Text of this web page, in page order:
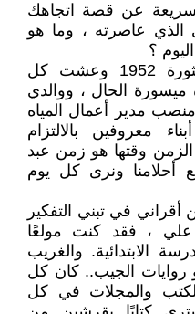
عن قصة اتجاهك
الذي عاصرته ، وما هو
؟
ولدت بالمنصورة في عام الثورة 1952 وعشت كل
الحال ، ووالدي
مدير أعمال المياه
معروفين بالالتزام
الزمن وقتها هو زمن عبد
أحلامنا ونرى كل يوم
في تبني التفكير
علي ، فقد كنت مولعًا
الابتدائية. والغريب
روايات الجيب.. كان كل
والمجلات في كل